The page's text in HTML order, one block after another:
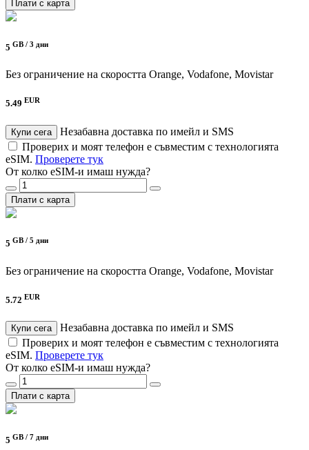
Плати с карта
5 GB / 3 дни
Без ограничение на скоростта Orange, Vodafone, Movistar
5.49 EUR
Купи сега
Незабавна доставка по имейл и SMS
Проверих и моят телефон е съвместим с технологията
eSIM. Проверете тук
От колко eSIM-и имаш нужда?
Плати с карта
5 GB / 5 дни
Без ограничение на скоростта Orange, Vodafone, Movistar
5.72 EUR
Купи сега
Незабавна доставка по имейл и SMS
Проверих и моят телефон е съвместим с технологията
eSIM. Проверете тук
От колко eSIM-и имаш нужда?
Плати с карта
5 GB / 7 дни